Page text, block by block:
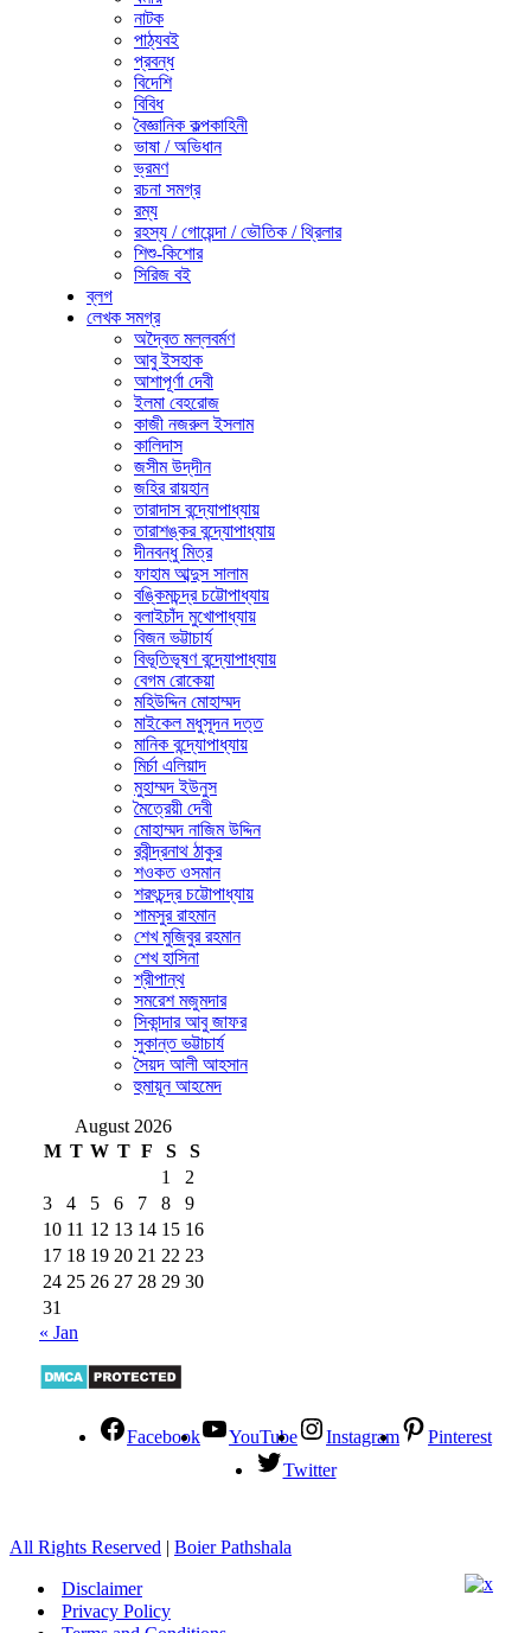
নাটক
পাঠ্যবই
প্রবন্ধ
বিদেশি
বিবিধ
বৈজ্ঞানিক কল্পকাহিনী
ভাষা / অভিধান
ভ্রমণ
রচনা সমগ্র
রম্য
রহস্য / গোয়েন্দা / ভৌতিক / থ্রিলার
শিশু-কিশোর
সিরিজ বই
ব্লগ
লেখক সমগ্র
অদ্বৈত মল্লবর্মণ
আবু ইসহাক
আশাপূর্ণা দেবী
ইলমা বেহরোজ
কাজী নজরুল ইসলাম
কালিদাস
জসীম উদ্‌দীন
জহির রায়হান
তারাদাস বন্দ্যোপাধ্যায়
তারাশঙ্কর বন্দ্যোপাধ্যায়
দীনবন্ধু মিত্র
ফাহাম আব্দুস সালাম
বঙ্কিমচন্দ্র চট্টোপাধ্যায়
বলাইচাঁদ মুখোপাধ্যায়
বিজন ভট্টাচার্য
বিভূতিভূষণ বন্দ্যোপাধ্যায়
বেগম রোকেয়া
মহিউদ্দিন মোহাম্মদ
মাইকেল মধুসূদন দত্ত
মানিক বন্দ্যোপাধ্যায়
মির্চা এলিয়াদ
মুহাম্মদ ইউনুস
মৈত্রেয়ী দেবী
মোহাম্মদ নাজিম উদ্দিন
রবীন্দ্রনাথ ঠাকুর
শওকত ওসমান
শরৎচন্দ্র চট্টোপাধ্যায়
শামসুর রাহমান
শেখ মুজিবুর রহমান
শেখ হাসিনা
শ্রীপান্থ
সমরেশ মজুমদার
সিকান্দার আবু জাফর
সুকান্ত ভট্টাচার্য
সৈয়দ আলী আহসান
হুমায়ূন আহমেদ
August 2026
M T W T F S
S
1
2
3
4 5 6 7 8
9
10 11 12 13 14 15 16
17 18 19 20 21 22 23
24 25 26 27 28 29 30
31
« Jan
Facebook YouTube Instagram
Pinterest
Twitter
All Rights Reserved | Boier Pathshala
Disclaimer
Privacy Policy